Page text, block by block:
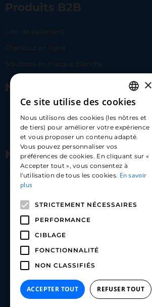
Produits B2B
Lien de paiement
Checkout en ligne
Solutions en marque blanche
Nous contacter
hello@carloapp.com
Nous suivre
Carlo App | Instagram
Carlo App | Linkedin
FRENCH
ENGLISH
SPANISH
×
Ce site utilise des cookies
Nous utilisons des cookies (les nôtres et
de tiers) pour améliorer votre expérience
et vous proposer un contenu adapté.
Vous pouvez personnaliser vos
préférences de cookies. En cliquant sur «
Accepter tout », vous consentez à
l'utilisation de tous les cookies. En savoir
plus
STRICTEMENT NÉCESSAIRES
PERFORMANCE
CIBLAGE
FONCTIONNALITÉ
NON CLASSIFIÉS
ACCEPTER TOUT REFUSER TOUT